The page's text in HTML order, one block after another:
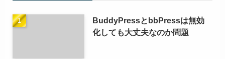
BuddyPressとbbPressは無効
化しても大丈夫なのか問題